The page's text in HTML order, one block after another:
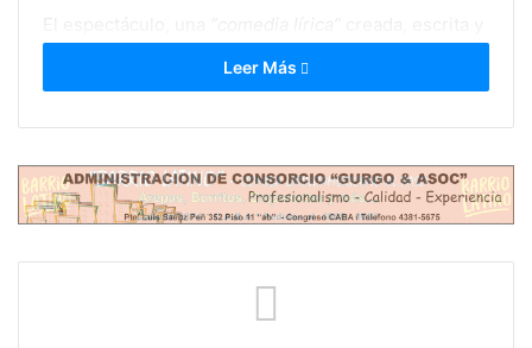
dirigida por los propios protagonistas, se presentará
eljueves 17 de abril a las 20 h en el Teatro Regina
Martínez Fernández, y el acompañamiento de dos
músicos de excelencia, habituales del Teatro Colón y
Leer Más